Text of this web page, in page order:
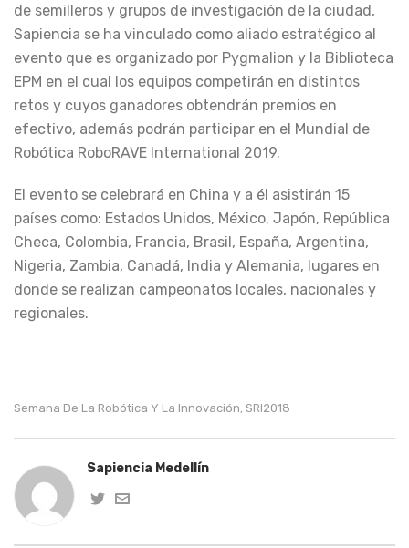
de semilleros y grupos de investigación de la ciudad,
Sapiencia se ha vinculado como aliado estratégico al
evento que es organizado por Pygmalion y la Biblioteca
EPM en el cual los equipos competirán en distintos
retos y cuyos ganadores obtendrán premios en
efectivo, además podrán participar en el Mundial de
Robótica RoboRAVE International 2019.
El evento se celebrará en China y a él asistirán 15
países como: Estados Unidos, México, Japón, República
Checa, Colombia, Francia, Brasil, España, Argentina,
Nigeria, Zambia, Canadá, India y Alemania, lugares en
donde se realizan campeonatos locales, nacionales y
regionales.
Semana De La Robótica Y La Innovación SRI2018
Sapiencia Medellín